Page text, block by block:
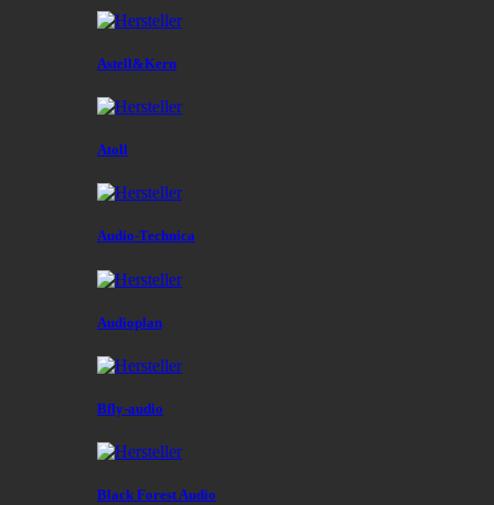
Astell&Kern
Atoll
Audio-Technica
Audioplan
Bfly-audio
Black Forest Audio